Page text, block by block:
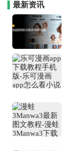
最新资讯